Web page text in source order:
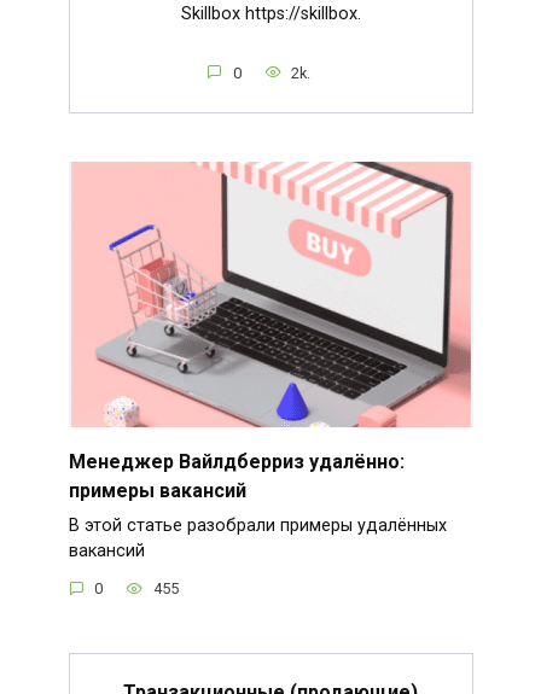
Skillbox https://skillbox.
0 2k.
Менеджер Вайлдберриз удалённо:
примеры вакансий
В этой статье разобрали примеры удалённых
вакансий
0 455